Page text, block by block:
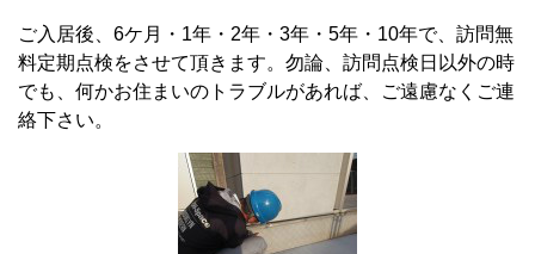
ご入居後、6ケ月・1年・2年・3年・5年・10年で、訪問無
料定期点検をさせて頂きます。勿論、訪問点検日以外の時
でも、何かお住まいのトラブルがあれば、ご遠慮なくご連
絡下さい。